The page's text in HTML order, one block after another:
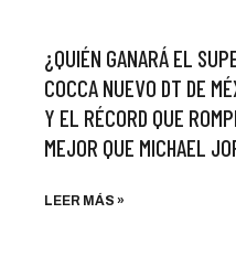
¿QUIÉN GANARÁ EL
COCCA NUEVO DT DE
Y EL RÉCORD QUE
MEJOR QUE MICHAEL
LEER MÁS »